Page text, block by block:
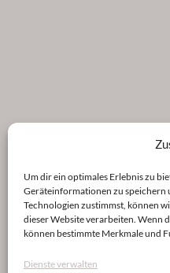
Um dir ein optimales Erlebnis zu
Geräteinformationen zu speichern
Technologien zustimmst, können
dieser Website verarbeiten. Wenn
können bestimmte Merkmale und
Dienste verwalten